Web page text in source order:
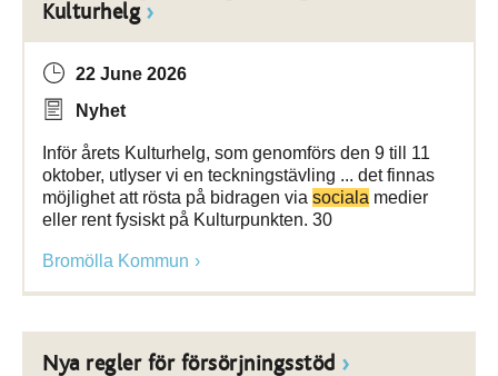
Kulturhelg
22 June 2026
Nyhet
Inför årets Kulturhelg, som genomförs den 9 till 11
oktober, utlyser vi en teckningstävling ... det finnas
möjlighet att rösta på bidragen via sociala medier
eller rent fysiskt på Kulturpunkten. 30
Bromölla Kommun
Nya regler för försörjningsstöd